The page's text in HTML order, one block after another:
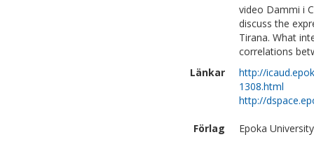
video Dammi i
discuss the
Tirana. What
correlations
Länkar
http://
1308.html
http://
Förlag
Epoka University